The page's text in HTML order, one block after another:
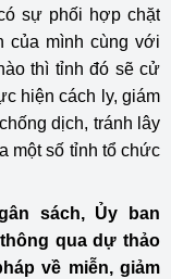
sự phối hợp chặt
của mình cùng với
thì tỉnh đó sẽ cử
hiện cách ly, giám
dịch, tránh lây
một số tỉnh tổ chức
sách, Ủy ban
qua dự thảo
về miễn, giảm